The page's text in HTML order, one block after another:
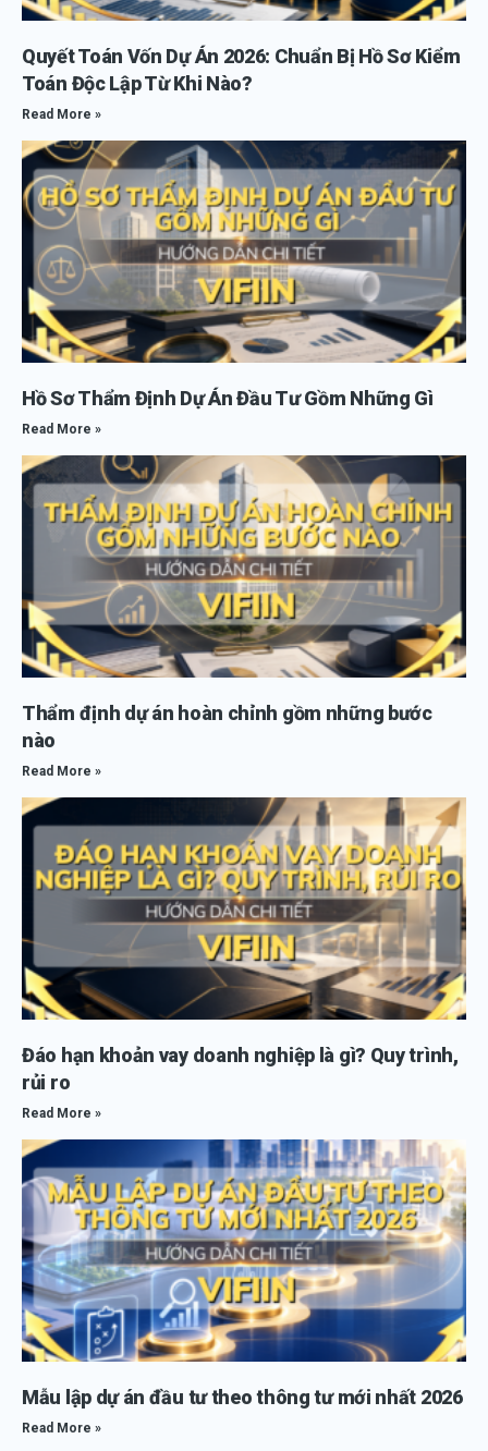
Quyết Toán Vốn Dự Án 2026: Chuẩn Bị Hồ Sơ Kiểm
Toán Độc Lập Từ Khi Nào?
Read More »
Hồ Sơ Thẩm Định Dự Án Đầu Tư Gồm Những Gì
Read More »
Thẩm định dự án hoàn chỉnh gồm những bước
nào
Read More »
Đáo hạn khoản vay doanh nghiệp là gì? Quy trình,
rủi ro
Read More »
Mẫu lập dự án đầu tư theo thông tư mới nhất 2026
Read More »